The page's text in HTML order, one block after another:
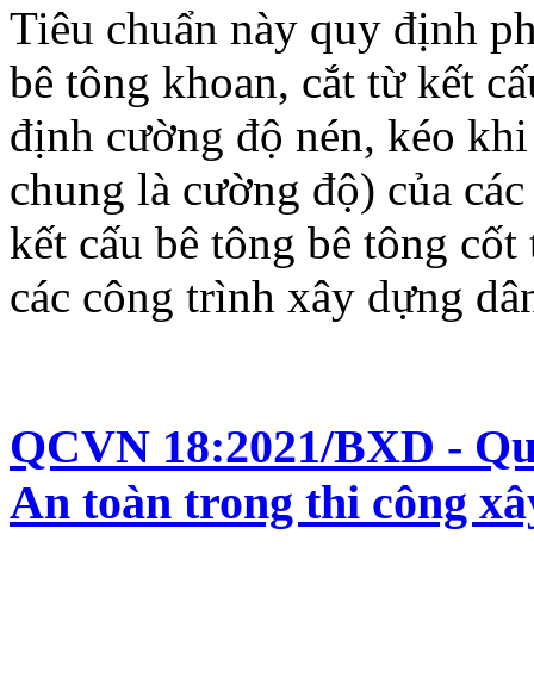
Tiêu chuẩn này quy định
bê tông khoan, cắt từ kết
định cường độ nén, kéo
chung là cường độ) của
kết cấu bê tông bê tông
các công trình xây dựng
QCVN 18:2021/BXD -
An toàn trong thi công